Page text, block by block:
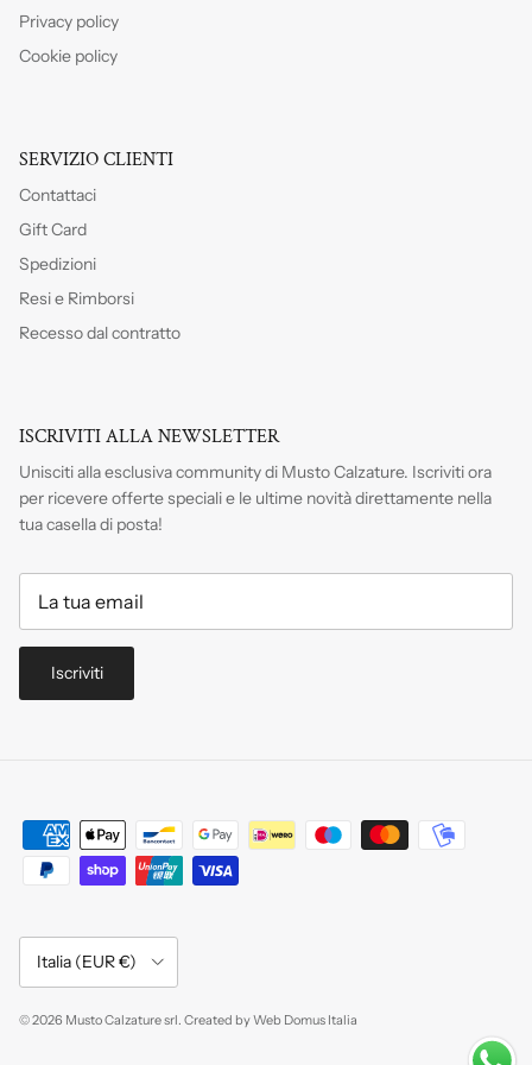
Privacy policy
Cookie policy
SERVIZIO CLIENTI
Contattaci
Gift Card
Spedizioni
Resi e Rimborsi
Recesso dal contratto
ISCRIVITI ALLA NEWSLETTER
Unisciti alla esclusiva community di Musto Calzature. Iscrivitiora
per ricevere offerte speciali e le ultime novità direttamente nella
tua casella di posta!
Iscriviti
Paese/Regione
Italia (EUR €)
© 2026 Musto Calzature srl Created byWeb Domus Italia